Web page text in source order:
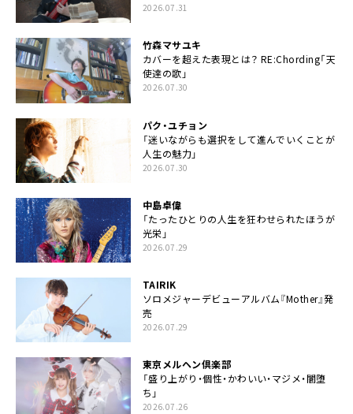
2026.07.31
竹森マサユキ
カバーを超えた表現とは？ RE:Chording「天
使達の歌」
2026.07.30
パク・ユチョン
「迷いながらも選択をして進んでいくことが
人生の魅力」
2026.07.30
中島卓偉
「たったひとりの人生を狂わせられたほうが
光栄」
2026.07.29
TAIRIK
ソロメジャーデビューアルバム『Mother』発
売
2026.07.29
東京メルヘン倶楽部
「盛り上がり・個性・かわいい・マジメ・闇堕
ち」
2026.07.26